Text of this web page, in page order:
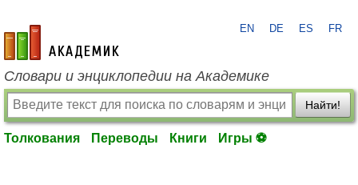
academic.ru
EN DE ES FR
Словари и энциклопедии на Академике
Найти!
Толкования Переводы Книги Игры ⚽